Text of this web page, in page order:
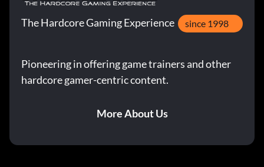
The Hardcore Gaming Experience since 1998
Pioneering in offering game trainers and other
hardcore gamer-centric content.
More About Us